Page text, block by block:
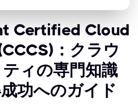
Certified Cloud
：クラウ
ティの専門知識
功へのガイド